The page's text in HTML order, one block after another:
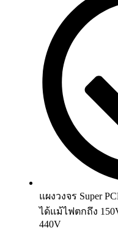
แผงวงจร Super
ได้แม้ไฟตกถึง
440V